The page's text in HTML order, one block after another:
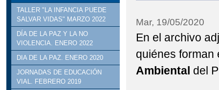
TALLER "LA INFANCIA PUEDE
SALVAR VIDAS" MARZO 2022
DÍA DE LA PAZ Y LA NO
VIOLENCIA. ENERO 2022
DIA DE LA PAZ. ENERO 2020
JORNADAS DE EDUCACIÓN
VIAL. FEBRERO 2019
Mar, 19/05/2020
En el archivo
quiénes forman
Ambiental del